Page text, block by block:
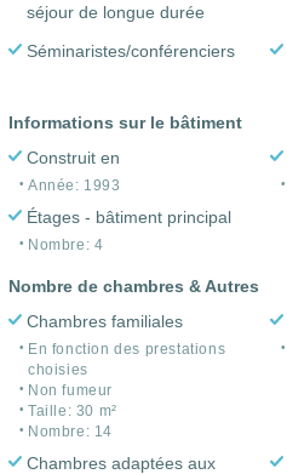
séjour de longue durée
Séminaristes/conférenciers
Informations sur le bâtiment
Construit en
Année: 1993
Étages - bâtiment principal
Nombre: 4
Nombre de chambres & Autres
Chambres familiales
En fonction des prestations
choisies
Non fumeur
Taille: 30 m²
Nombre: 14
Chambres adaptées aux